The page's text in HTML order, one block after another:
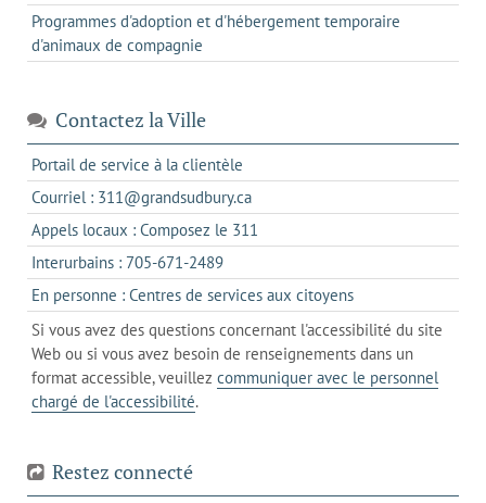
Programmes d'adoption et d'hébergement temporaire
d'animaux de compagnie
Contactez la Ville
Portail de service à la clientèle
dans
un
nouvel
Courriel : 311@grandsudbury.cas'ouvre
dans
votre
de
messagerie
Appels locaux : Composez le 311
dans
un
client
de
votre
téléphone
Interurbains : 705-671-2489s'ouvre
dans
un
client
de
votre
En personne : Centres de services aux citoyenss'ouvre
dans
l'onglet
actuel
Si vous avez des questions concernant l'accessibilité du site
Web ou si vous avez besoin de renseignements dans un
format accessible, veuillez communiquer avec le personnel
chargé de l'accessibilité.
Restez connecté